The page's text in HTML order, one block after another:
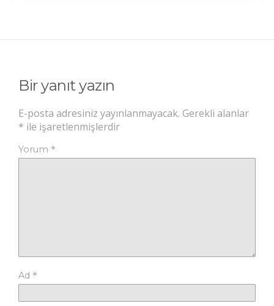
Bir yanıt yazın
E-posta adresiniz yayınlanmayacak. Gerekli alanlar
* ile işaretlenmişlerdir
Yorum *
Ad *